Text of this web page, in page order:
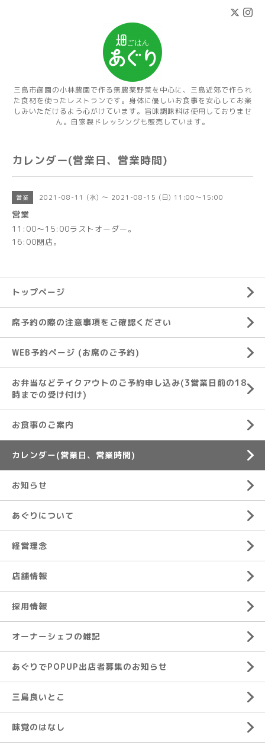
三島市御園の小林農園で作る無農薬野菜を中心に、三島近郊で作られ
た食材を使ったレストランです。身体に優しいお食事を安心してお楽
しみいただけるよう心がけています。旨味調味料は使用しておりませ
ん。自家製ドレッシングも販売しています。
カレンダー(営業日、営業時間)
営業 2021-08-11 (水) ～ 2021-08-15 (日) 11:00～15:00
営業
11:00～15:00ラストオーダー。
16:00閉店。
トップページ
席予約の際の注意事項をご確認ください
WEB予約ページ (お席のご予約)
お弁当などテイクアウトのご予約申し込み(3営業日前の18
時までの受け付け)
お食事のご案内
カレンダー(営業日、営業時間)
お知らせ
あぐりについて
経営理念
店舗情報
採用情報
オーナーシェフの雑記
あぐりでPOPUP出店者募集のお知らせ
三島良いとこ
味覚のはなし